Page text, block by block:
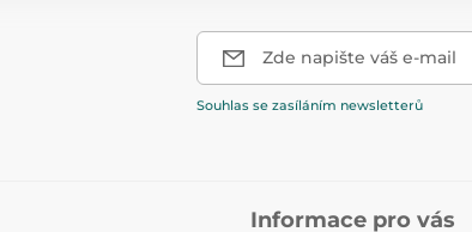
Zde napište váš e-mail
Souhlas se zasíláním newsletterů
Informace pro vás